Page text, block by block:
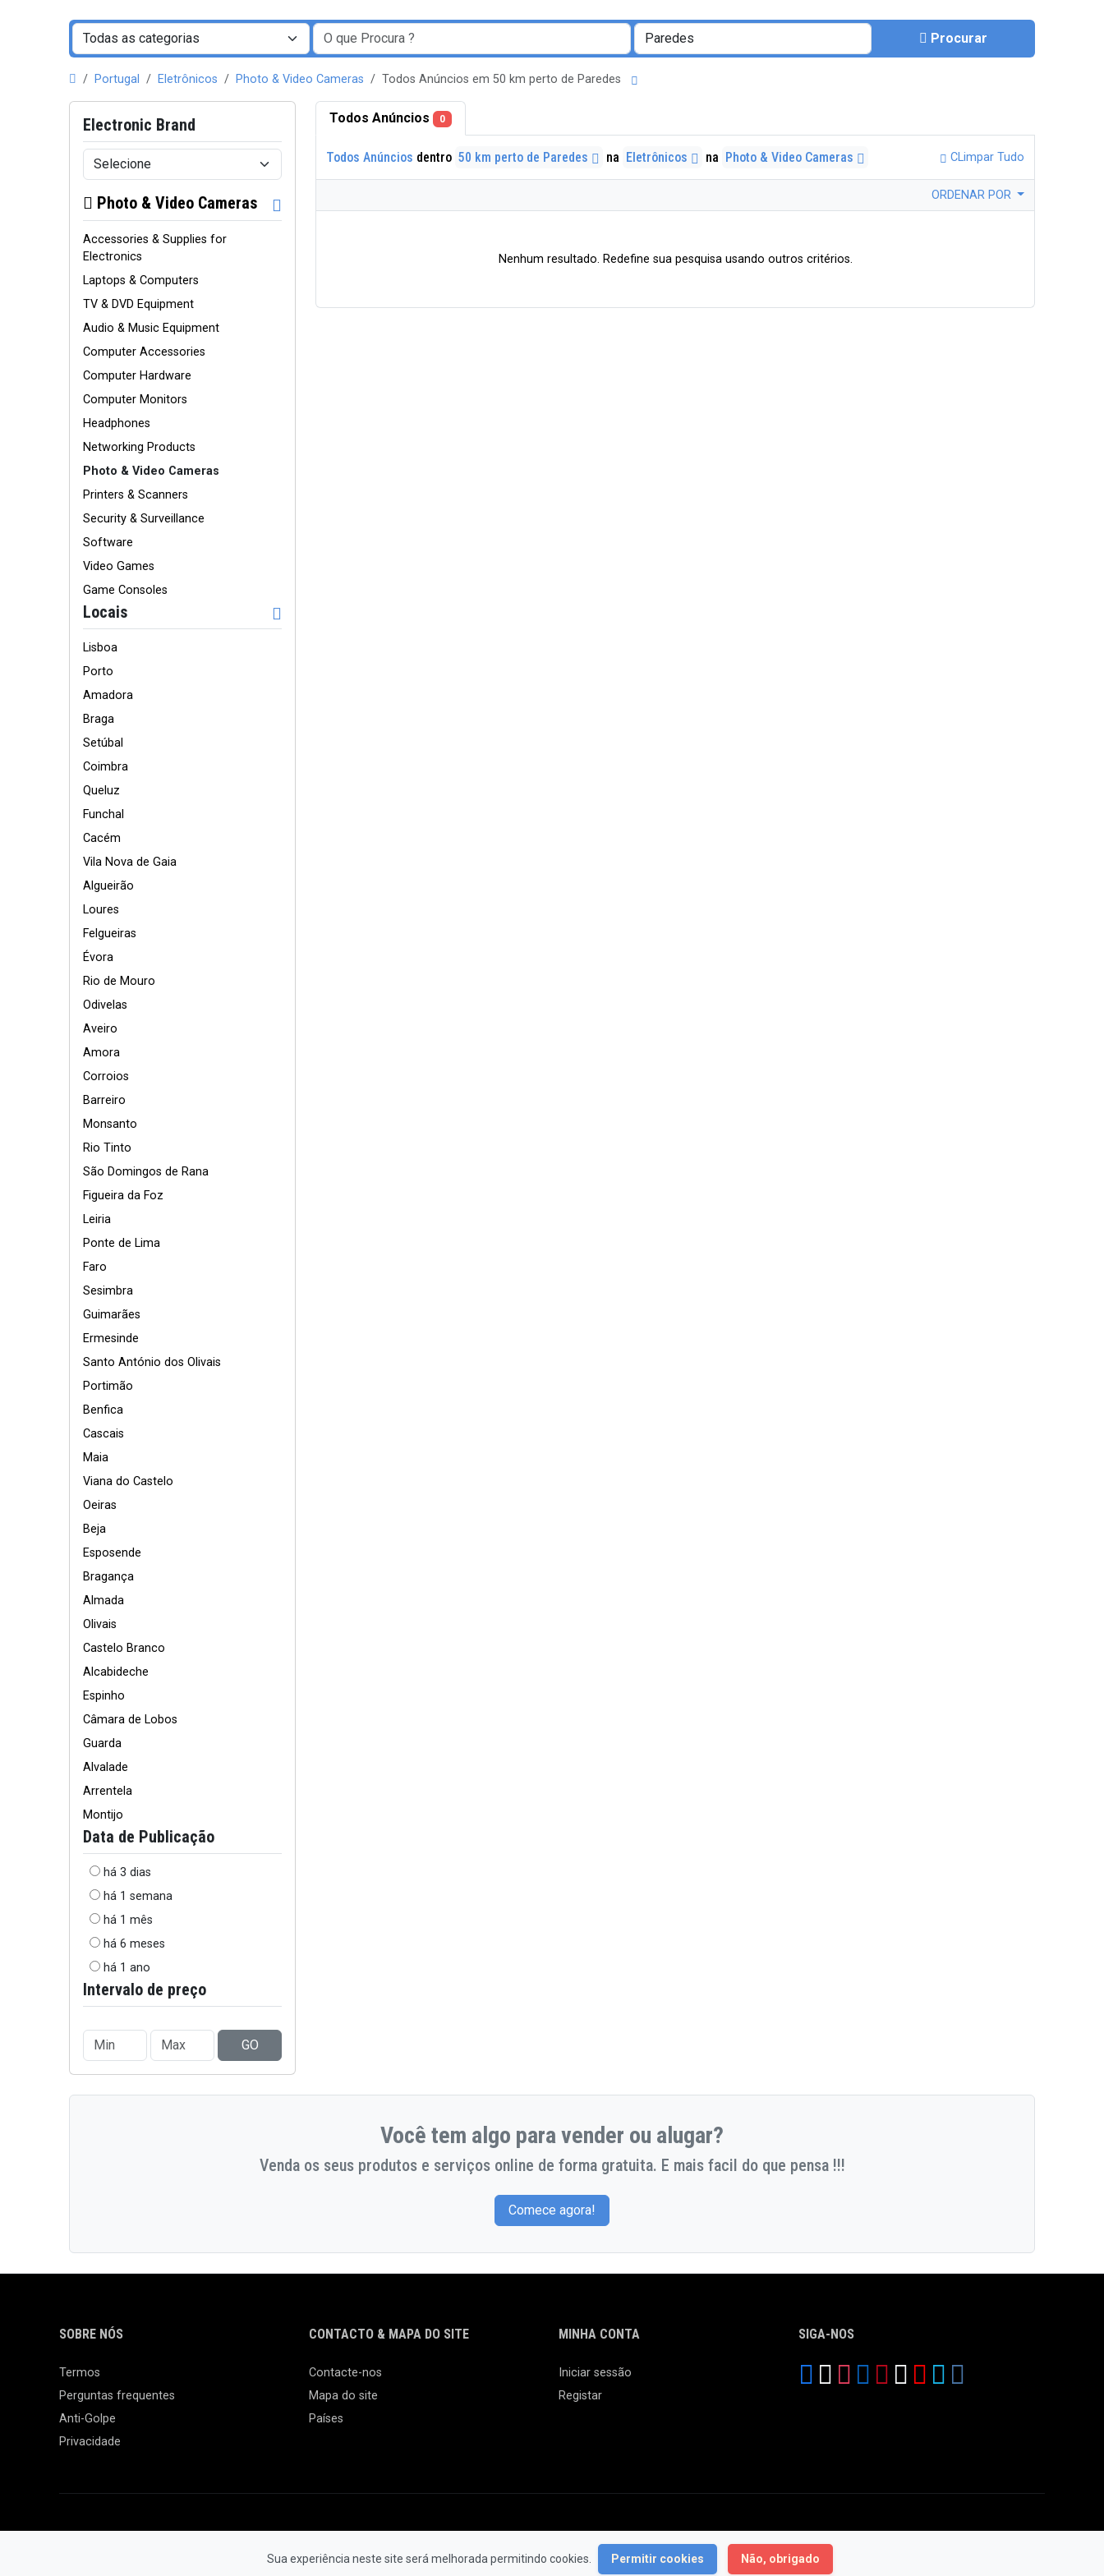
Procurar
Portugal Eletrônicos Photo & Video Cameras Todos Anúncios em 50 km perto de Paredes
Electronic Brand
Photo & Video Cameras
Accessories & Supplies for
Electronics
Laptops & Computers
TV & DVD Equipment
Audio & Music Equipment
Computer Accessories
Computer Hardware
Computer Monitors
Headphones
Networking Products
Photo & Video Cameras
Printers & Scanners
Security & Surveillance
Software
Video Games
Game Consoles
Locais
Lisboa
Porto
Amadora
Braga
Setúbal
Coimbra
Queluz
Funchal
Cacém
Vila Nova de Gaia
Algueirão
Loures
Felgueiras
Évora
Rio de Mouro
Odivelas
Aveiro
Amora
Corroios
Barreiro
Monsanto
Rio Tinto
São Domingos de Rana
Figueira da Foz
Leiria
Ponte de Lima
Faro
Sesimbra
Guimarães
Ermesinde
Santo António dos Olivais
Portimão
Benfica
Cascais
Maia
Viana do Castelo
Oeiras
Beja
Esposende
Bragança
Almada
Olivais
Castelo Branco
Alcabideche
Espinho
Câmara de Lobos
Guarda
Alvalade
Arrentela
Montijo
Data de Publicação
há 3 dias
há 1 semana
há 1 mês
há 6 meses
há 1 ano
Intervalo de preço
GO
Todos Anúncios 0
Todos Anúncios dentro 50 km perto de Paredes na Eletrônicos na Photo & Video Cameras CLimpar Tudo
ORDENAR POR
Nenhum resultado. Redefine sua pesquisa usando outros critérios.
Você tem algo para vender ou alugar?
Venda os seus produtos e serviços online de forma gratuita. E mais facil do que pensa !!!
Comece agora!
Sua experiência neste site será melhorada permitindo cookies. Permitir cookies Não, obrigado
SOBRE NÓS
Termos
Perguntas frequentes
Anti-Golpe
Privacidade
CONTACTO & MAPA DO SITE
Contacte-nos
Mapa do site
Países
MINHA CONTA
Iniciar sessão
Registar
SIGA-NOS